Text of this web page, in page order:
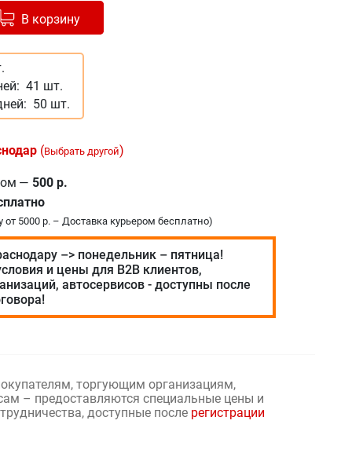
В корзину+
в корзину
41 шт.
50 шт.
(Выбрать другой)
— 500 р.
5000 р. – Доставка курьером бесплатно)
–> понедельник – пятница!
и цены для В2В клиентов,
автосервисов - доступны после
торгующим организациям,
– предоставляются специальные цены и
доступные после регистрации